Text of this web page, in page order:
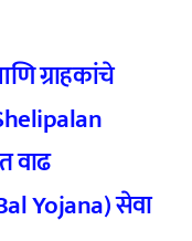
ग्राहकांचे
वाढ
Yojana) सेवा